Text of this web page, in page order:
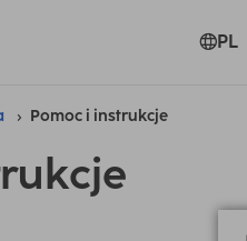
PL
Pomoc i instrukcje